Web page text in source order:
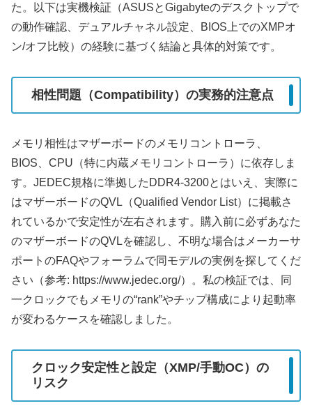
た。以下は実機検証（ASUSとGigabyteのデスクトップで
の動作確認、デュアルチャネル設定、BIOS上でのXMPオ
ン/オフ比較）の経験に基づく結論と具体的対策です。
相性問題（Compatibility）の実務的注意点
メモリ相性はマザーボードのメモリコントローラ、
BIOS、CPU（特に内蔵メモリコントローラ）に依存しま
す。JEDEC規格に準拠したDDR4-3200とはいえ、実際に
はマザーボードのQVL（Qualified Vendor List）に掲載さ
れているかで安定性が左右されます。購入前に必ずあなた
のマザーボードのQVLを確認し、不明な場合はメーカーサ
ポートのFAQやフォーラムで同モデルの実例を探してくだ
さい（参考: https://www.jedec.org/）。私の検証では、同
一クロックでもメモリの“rank”やチップ構成により起動率
が変わるケースを確認しました。
クロック安定性と設定（XMP/手動OC）の
リスク